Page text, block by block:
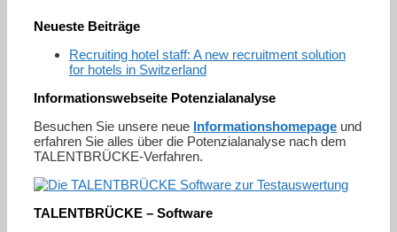
Neueste Beiträge
Recruiting hotel staff: A new recruitment solution
for hotels in Switzerland
Informationswebseite Potenzialanalyse
Besuchen Sie unsere neue Informationshomepage und
erfahren Sie alles über die Potenzialanalyse nach dem
TALENTBRÜCKE-Verfahren.
TALENTBRÜCKE – Software